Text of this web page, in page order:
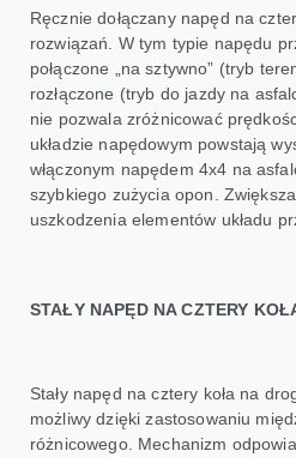
Ręcznie dołączany napęd na
rozwiązań. W tym typie napędu
połączone „na sztywno” (tryb
rozłączone (tryb do jazdy na
nie pozwala zróżnicować
układzie napędowym powstają
włączonym napędem 4x4 na
szybkiego zużycia opon.
uszkodzenia elementów układu
STAŁY NAPĘD NA CZTERY
Stały napęd na cztery koła na
możliwy dzięki zastosowaniu
różnicowego. Mechanizm